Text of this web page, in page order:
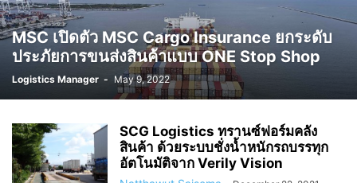
MSC เปิดตัว MSC Cargo Insurance ยกระดับ
ประภัยการขนส่งสินค้าแบบ ONE Stop Shop
Logistics Manager - May 9, 2022
SCG Logistics ทรานซ์ฟอร์มคลัง
สินค้า ด้วยระบบชั่งน้ำหนักรถบรรทุก
อัตโนมัติจาก Verily Vision